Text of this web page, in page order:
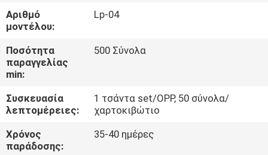
ΠΟΙΟΤΙΚΌΣ
ΈΛΕΓΧΟΣ
POLICY
Αριθμό
μοντέλου:
Lp-04
Ποσότητα
παραγγελίας
min:
500 Σύνολα
Συσκευασία
λεπτομέρειες:
1 τσάντα set/OPP, 50 σύνολα/
χαρτοκιβώτιο
Χρόνος
παράδοσης:
35-40 ημέρες